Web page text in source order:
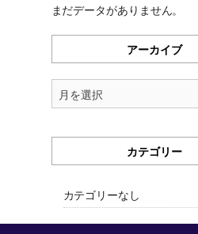
まだデータがありません。
アーカイブ
ア
ー
ブ
カテゴリー
カテゴリーなし